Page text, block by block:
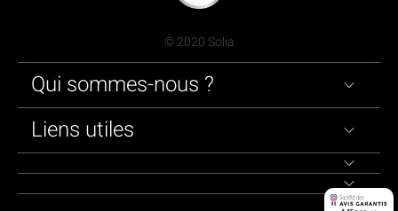
© 2020 Solia
Qui sommes-nous ?
Liens utiles